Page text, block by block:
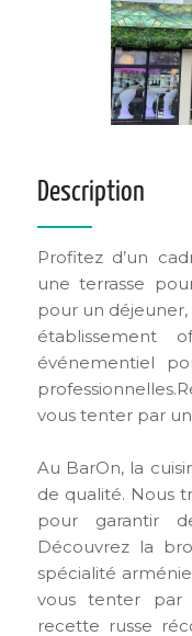
Description
Profitez d’un
une terrasse
pour un
établissement
événementiel
vous tenter par
Au BarOn, la
de qualité. Nous
pour garantir
Découvrez la
spécialité
vous tenter
recette russe